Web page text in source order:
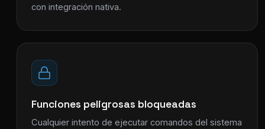
con integración nativa.
Funciones peligrosas bloqueadas
Cualquier intento de ejecutar comandos del sistema